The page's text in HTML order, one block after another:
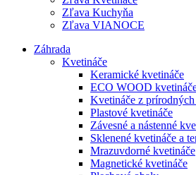
Zľava Kuchyňa
Zľava VIANOCE
Záhrada
Kvetináče
Keramické kvetináče
ECO WOOD
Kvetináče z
Plastové kvetináče
Závesné a nástenné
Sklenené kvetináče a
Mrazuvdorné kvetináče
Magnetické kvetináče